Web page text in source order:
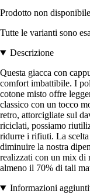
Prodotto non disponibile
Tutte le varianti sono
Descrizione
Questa giacca con
comfort imbattibile. I
cotone misto offre
classico con un tocco
retro, attorcigliate sul
riciclati, possiamo
ridurre i rifiuti. La
diminuire la nostra
realizzati con un mix di
almeno il 70% di tali
Informazioni